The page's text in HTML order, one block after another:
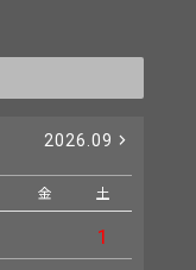
2026.09
金 土
1